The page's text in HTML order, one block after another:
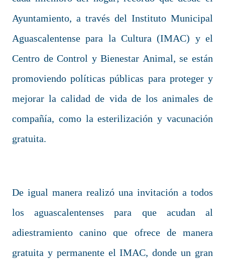
Ayuntamiento, a través del Instituto Municipal
Aguascalentense para la Cultura (IMAC) y el
Centro de Control y Bienestar Animal, se están
promoviendo políticas públicas para proteger y
mejorar la calidad de vida de los animales de
compañía, como la esterilización y vacunación
gratuita.
De igual manera realizó una invitación a todos
los aguascalentenses para que acudan al
adiestramiento canino que ofrece de manera
gratuita y permanente el IMAC, donde un gran